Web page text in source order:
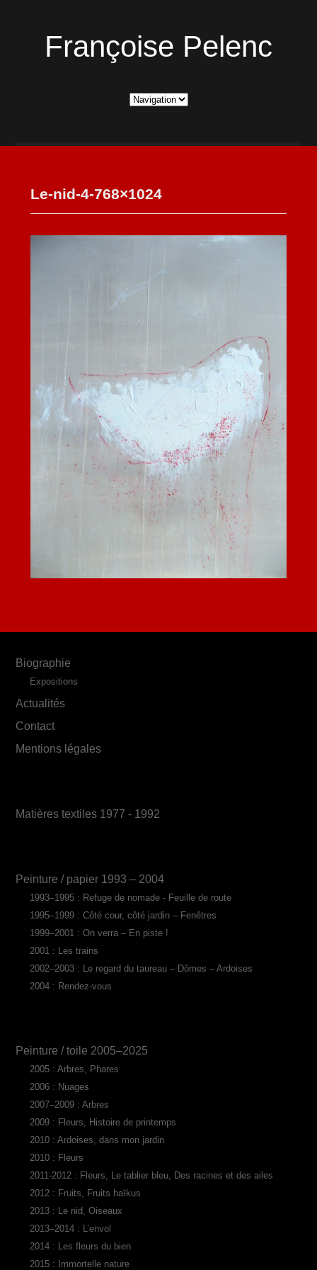
Françoise Pelenc
Le-nid-4-768×1024
Biographie
Expositions
Actualités
Contact
Mentions légales
Matières textiles 1977 - 1992
Peinture / papier 1993 – 2004
1993–1995 : Refuge de nomade - Feuille de route
1995–1999 : Côté cour, côté jardin – Fenêtres
1999–2001 : On verra – En piste !
2001 : Les trains
2002–2003 : Le regard du taureau – Dômes – Ardoises
2004 : Rendez-vous
Peinture / toile 2005–2025
2005 : Arbres, Phares
2006 : Nuages
2007–2009 : Arbres
2009 : Fleurs, Histoire de printemps
2010 : Ardoises, dans mon jardin
2010 : Fleurs
2011-2012 : Fleurs, Le tablier bleu, Des racines et des ailes
2012 : Fruits, Fruits haïkus
2013 : Le nid, Oiseaux
2013–2014 : L’envol
2014 : Les fleurs du bien
2015 : Immortelle nature